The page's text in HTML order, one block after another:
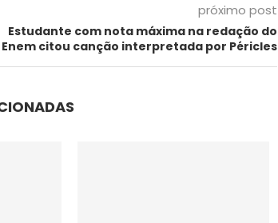
próximo post
Estudante com nota máxima na redação do
Enem citou canção interpretada por Péricles